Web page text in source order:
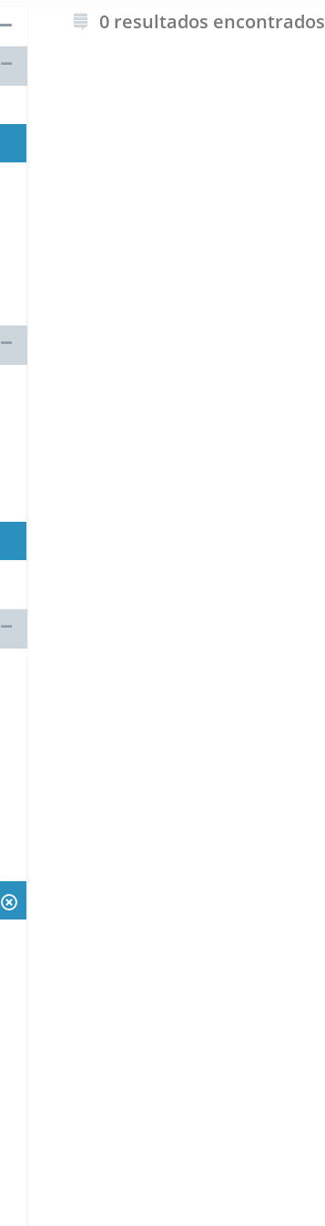
0 resultados encontrados